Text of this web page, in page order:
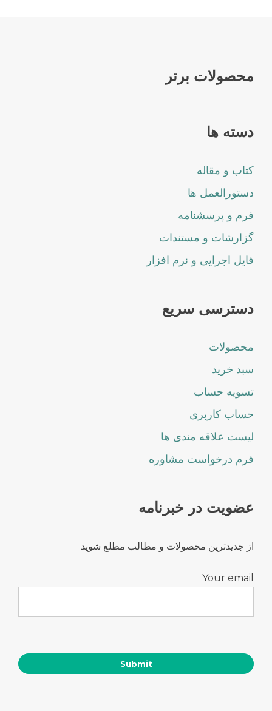
محصولات برتر
دسته ها
کتاب و مقاله
دستورالعمل ها
فرم و پرسشنامه
گزارشات و مستندات
فایل اجرایی و نرم افزار
دسترسی سریع
محصولات
سبد خرید
تسویه حساب
حساب کاربری
لیست علاقه مندی ها
فرم درخواست مشاوره
عضویت در خبرنامه
از جدیدترین محصولات و مطالب مطلع شوید
Your email